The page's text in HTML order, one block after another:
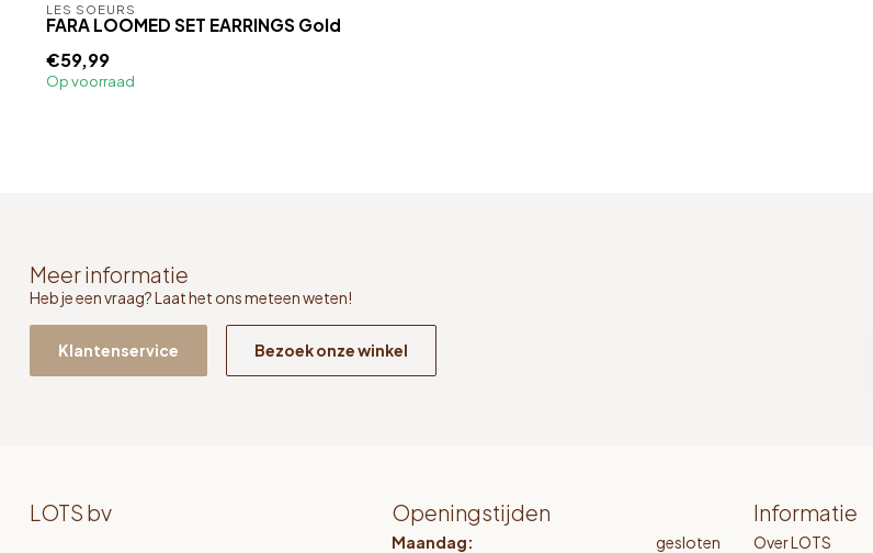
LES SOEURS
FARA LOOMED SET EARRINGS Gold
€59,99
Op voorraad
Meer informatie
Heb je een vraag? Laat het ons meteen weten!
Klantenservice Bezoek onze winkel
LOTS bv Openingstijden
Maandag:
gesloten
Informatie
Over LOTS